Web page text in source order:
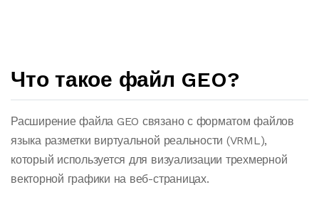
Что такое файл GEO?
Расширение файла GEO связано с форматом файлов
языка разметки виртуальной реальности (VRML),
который используется для визуализации трехмерной
векторной графики на веб-страницах.